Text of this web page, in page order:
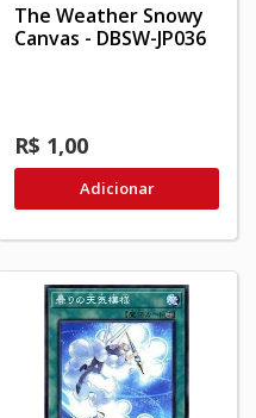
The Weather Snowy
Canvas - DBSW-JP036
R$ 1,00
Adicionar